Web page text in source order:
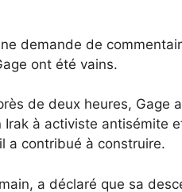
demande de
ont été vains.
de deux heures, Gage
à activiste antisémite
a contribué à construire.
a déclaré que sa